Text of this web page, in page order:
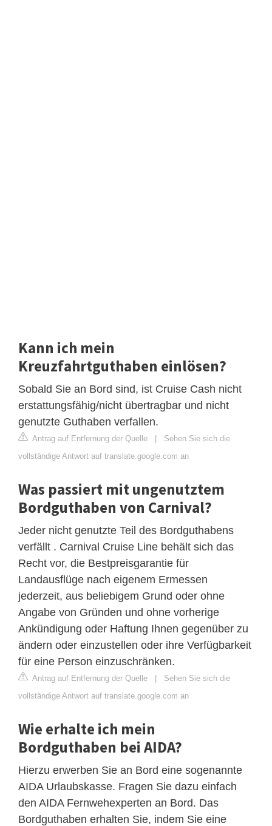
Kann ich mein
Kreuzfahrtguthaben einlösen?
Sobald Sie an Bord sind, ist Cruise Cash nicht
erstattungsfähig/nicht übertragbar und nicht
genutzte Guthaben verfallen.
Antrag auf Entfernung der Quelle | Sehen Sie sich die
vollständige Antwort auf translate.google.com an
Was passiert mit ungenutztem
Bordguthaben von Carnival?
Jeder nicht genutzte Teil des Bordguthabens
verfällt . Carnival Cruise Line behält sich das
Recht vor, die Bestpreisgarantie für
Landausflüge nach eigenem Ermessen
jederzeit, aus beliebigem Grund oder ohne
Angabe von Gründen und ohne vorherige
Ankündigung oder Haftung Ihnen gegenüber zu
ändern oder einzustellen oder ihre Verfügbarkeit
für eine Person einzuschränken.
Antrag auf Entfernung der Quelle | Sehen Sie sich die
vollständige Antwort auf translate.google.com an
Wie erhalte ich mein
Bordguthaben bei AIDA?
Hierzu erwerben Sie an Bord eine sogenannte
AIDA Urlaubskasse. Fragen Sie dazu einfach
den AIDA Fernwehexperten an Bord. Das
Bordguthaben erhalten Sie, indem Sie eine